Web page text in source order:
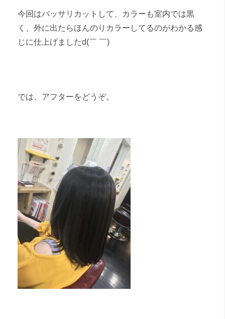
今回はバッサリカットして、カラーも室内では黒
く、外に出たらほんのりカラーしてるのがわかる感
じに仕上げましたd(￣ ￣)
では、アフターをどうぞ。